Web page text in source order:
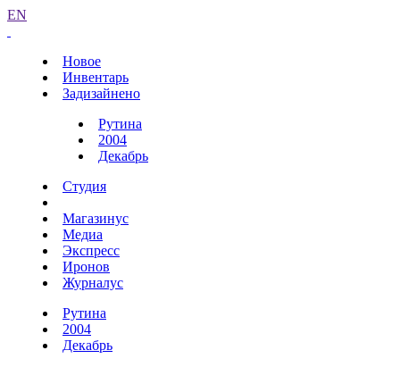
EN
Новое
Инвентарь
Задизайнено
Рутина
2004
Декабрь
Студия
Магазинус
Медиа
Экспресс
Иронов
Журналус
Рутина
2004
Декабрь